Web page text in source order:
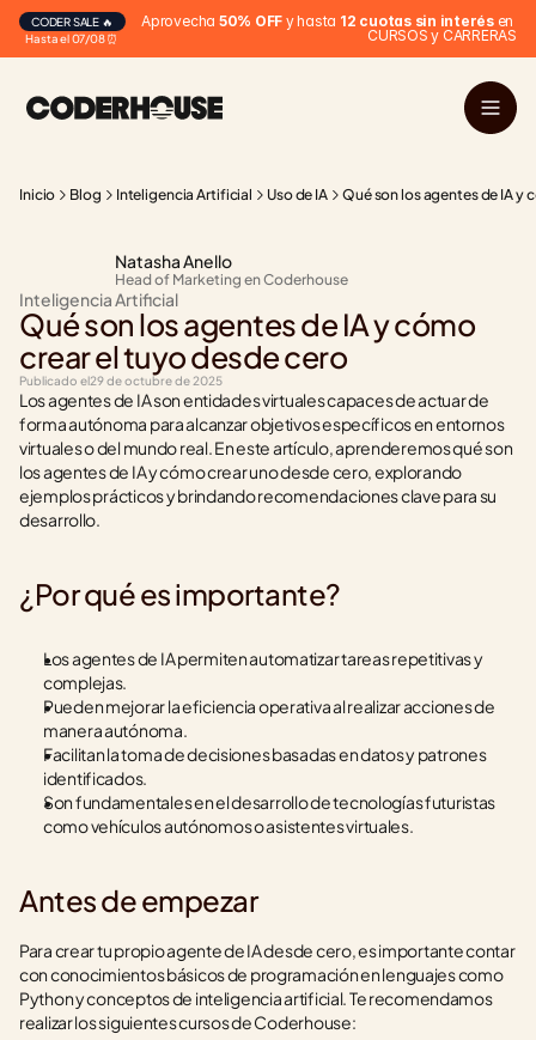
Hasta el 07/08 ⏰
CODER SALE 🔥 Aprovecha 50% OFF y hasta 12 cuotas sin interés en
CURSOS y CARRERAS
Inicio Blog Inteligencia Artificial Uso de IA Qué son los agentes de IA y
Natasha Anello
Head of Marketing en Coderhouse
Inteligencia Artificial
Qué son los agentes de IA y cómo
crear el tuyo desde cero
Publicado el29 de octubre de 2025
Los agentes de IA son entidades virtuales capaces de actuar de
forma autónoma para alcanzar objetivos específicos en entornos
virtuales o del mundo real. En este artículo, aprenderemos qué son
los agentes de IA y cómo crear uno desde cero, explorando
ejemplos prácticos y brindando recomendaciones clave para su
desarrollo.
¿Por qué es importante?
Los agentes de IA permiten automatizar tareas repetitivas y
complejas.
Pueden mejorar la eficiencia operativa al realizar acciones de
manera autónoma.
Facilitan la toma de decisiones basadas en datos y patrones
identificados.
Son fundamentales en el desarrollo de tecnologías futuristas
como vehículos autónomos o asistentes virtuales.
Antes de empezar
Para crear tu propio agente de IA desde cero, es importante contar
con conocimientos básicos de programación en lenguajes como
Python y conceptos de inteligencia artificial. Te recomendamos
realizar los siguientes cursos de Coderhouse: